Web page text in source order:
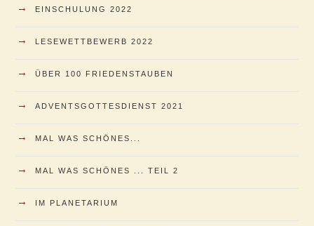
→ EINSCHULUNG 2022
→ LESEWETTBEWERB 2022
→ ÜBER 100 FRIEDENSTAUBEN
→ ADVENTSGOTTESDIENST 2021
→ MAL WAS SCHÖNES...
→ MAL WAS SCHÖNES ... TEIL 2
→ IM PLANETARIUM